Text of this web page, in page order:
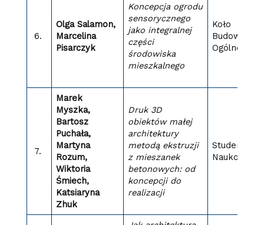
6.
Olga Salamon,
Marcelina
Pisarczyk
Koncepcja ogrodu
sensorycznego
jako integralnej
części
środowiska
mieszkalnego
Koło
Ogólnego
7.
Marek
Myszka,
Bartosz
Puchała,
Martyna
Rozum,
Wiktoria
Śmiech,
Katsiaryna
Zhuk
Druk 3D
obiektów małej
architektury
metodą ekstruzji
z mieszanek
betonowych:​ od
koncepcji do
realizacji
Studenckie
Naukowe